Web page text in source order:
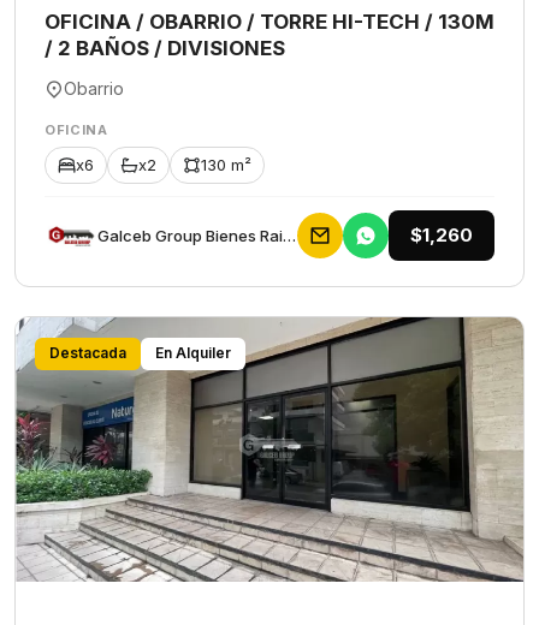
OFICINA / OBARRIO / TORRE HI-TECH / 130M
/ 2 BAÑOS / DIVISIONES
Obarrio
OFICINA
x6 x2 130 m²
Galceb Group Bienes Raices $1,260
Destacada En Alquiler